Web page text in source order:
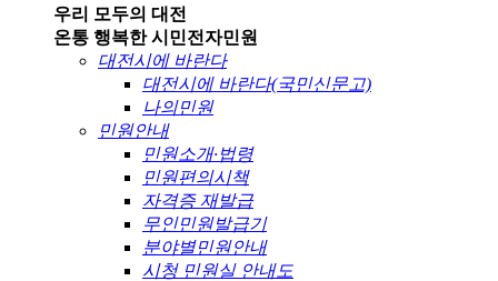
우리 모두의 대전
온통 행복한 시민전자민원
대전시에 바란다
대전시에 바란다(국민신문고)
나의민원
민원안내
민원소개·법령
민원편의시책
자격증 재발급
무인민원발급기
분야별민원안내
시청 민원실 안내도